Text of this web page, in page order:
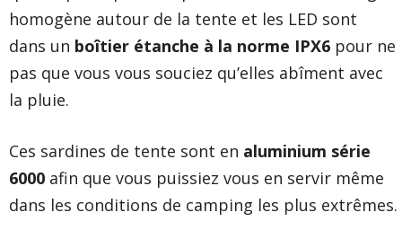
homogène autour de la tente et les LED sont
dans un boîtier étanche à la norme IPX6 pour ne
pas que vous vous souciez qu’elles abîment avec
la pluie.
Ces sardines de tente sont en aluminium série
6000 afin que vous puissiez vous en servir même
dans les conditions de camping les plus extrêmes.